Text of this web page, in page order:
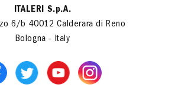
ITALERI S.p.A.
6/b 40012 Calderara di Reno
Bologna - Italy